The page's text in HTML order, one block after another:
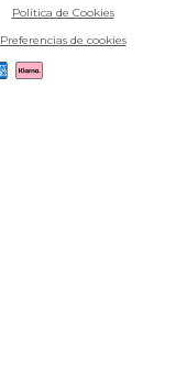
Política de Cookies
Preferencias de cookies